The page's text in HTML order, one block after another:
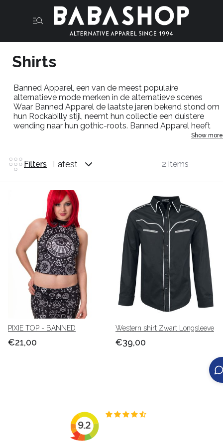
Shirts
Banned Apparel, een van de meest populaire
alternatieve mode merken in de alternatieve scenes
Waar Banned Apparel de laatste jaren bekend stond om
hun Rockabilly stijl, neemt hun collectie een duistere
wending naar hungothic-roots. Banned Apparel heeft
een universele aantrekkingskracht op alternatieve mode
Show more
Filters Latest 2 items
PIXIE TOP - BANNED
€21,00
Western shirt Zwart Longsleeve
€39,00